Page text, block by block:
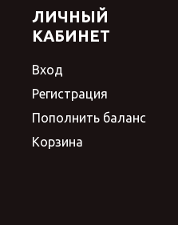
ЛИЧНЫЙ
КАБИНЕТ
Вход
Регистрация
Пополнить баланс
Корзина